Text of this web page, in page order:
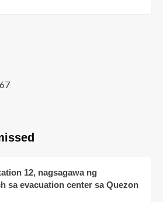
12, nagsagawa ng
sa evacuation center sa Quezon